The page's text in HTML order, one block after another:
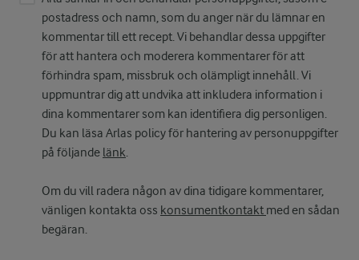
postadress och namn, som du anger när du lämnar en
kommentar till ett recept. Vi behandlar dessa uppgifter
för att hantera och moderera kommentarer för att
förhindra spam, missbruk och olämpligt innehåll. Vi
uppmuntrar dig att undvika att inkludera information i
dina kommentarer som kan identifiera dig personligen.
Du kan läsa Arlas policy för hantering av personuppgifter
på följande länk.
Om du vill radera någon av dina tidigare kommentarer,
vänligen kontakta oss konsumentkontakt med en sådan
begäran.